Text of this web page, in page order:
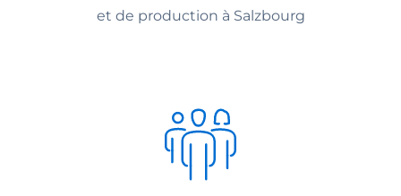
et de production à Salzbourg